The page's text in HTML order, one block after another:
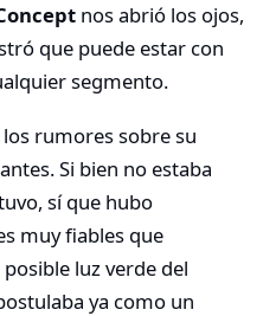
nos abrió los ojos,
que puede estar con
segmento.
rumores sobre su
Si bien no estaba
sí que hubo
muy fiables que
luz verde del
ya como un